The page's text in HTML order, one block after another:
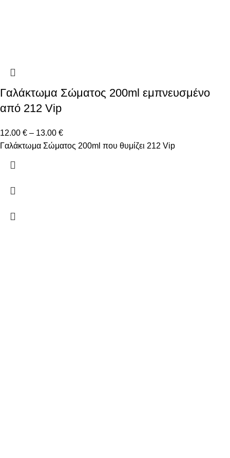
Γαλάκτωμα Σώματος 200ml εμπνευσμένο
από 212 Vip
12.00 € – 13.00 €
Γαλάκτωμα Σώματος 200ml που θυμίζει 212 Vip